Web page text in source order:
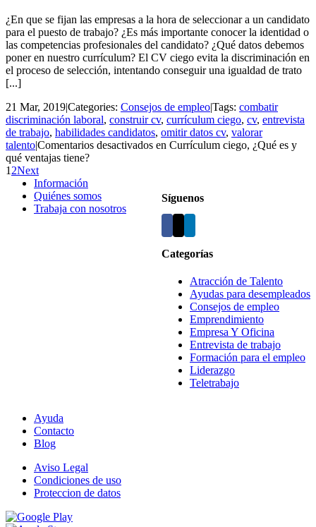
¿En que se fijan las empresas a la hora de seleccionar a un candidato
para el puesto de trabajo? ¿Es más importante conocer la identidad o
las competencias profesionales del candidato? ¿Qué datos debemos
poner en nuestro currículum? El CV ciego evita la discriminación en
el proceso de selección, intentando conseguir una igualdad de trato
[...]
21 Mar, 2019|Categories: Consejos de empleo|Tags: combatir
discriminación laboral, construir cv, currículum ciego, cv, entrevista
de trabajo, habilidades candidatos, omitir datos cv, valorar
talento|Comentarios desactivados en Currículum ciego, ¿Qué es y
qué ventajas tiene?
1 2Next
Síguenos
Categorías
Atracción de Talento
Ayudas para desempleados
Consejos de empleo
Emprendimiento
Empresa Y Oficina
Entrevista de trabajo
Formación para el empleo
Liderazgo
Teletrabajo
Información
Quiénes somos
Trabaja con nosotros
Ayuda
Contacto
Blog
Aviso Legal
Condiciones de uso
Proteccion de datos